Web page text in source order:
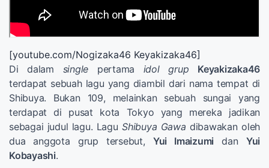
[youtube.com/Nogizaka46 Keyakizaka46]
Di dalam single pertama idol grup
Keyakizaka46
terdapat sebuah lagu yang diambil dari nama tempat di
Shibuya. Bukan 109, melainkan sebuah sungai yang
terdapat di pusat kota Tokyo yang mereka jadikan
sebagai judul lagu. LaguShibuya Gawa dibawakan oleh
dua anggota grup tersebut, Yui Imaizumi dan Yui
Kobayashi.